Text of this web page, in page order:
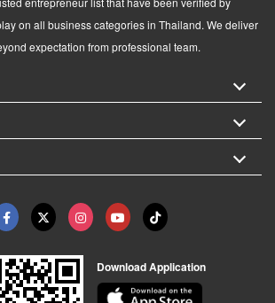
on all business categories in Thailand. We deliver
expectation from professional team.
Download Application